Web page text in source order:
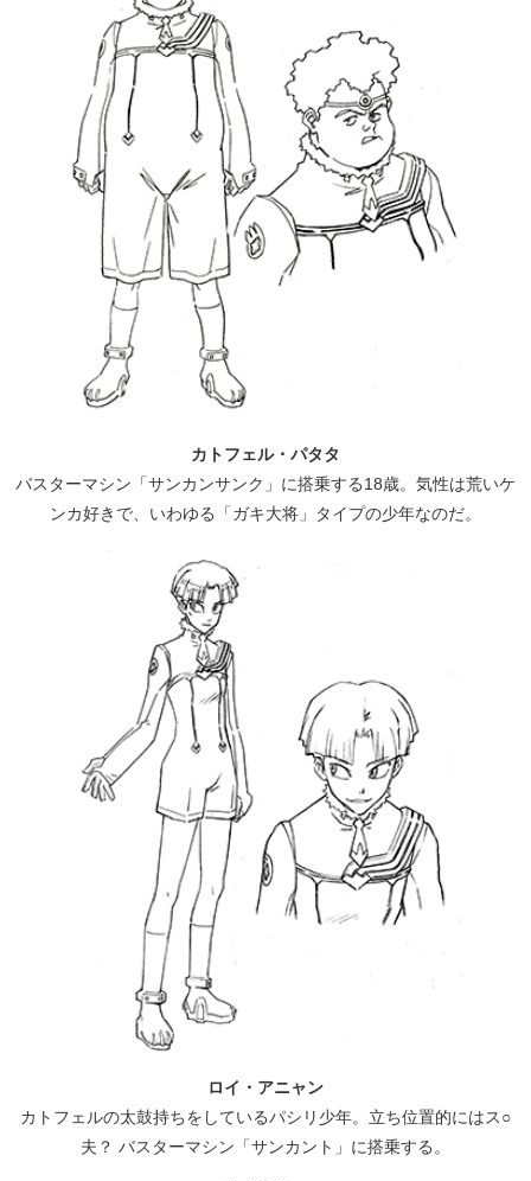
カトフェル・パタタ
バスターマシン「サンカンサンク」に搭乗する18歳。気性は荒いケ
ンカ好きで、いわゆる「ガキ大将」タイプの少年なのだ。
ロイ・アニャン
カトフェルの太鼓持ちをしているパシリ少年。立ち位置的にはス○
夫？ バスターマシン「サンカント」に搭乗する。